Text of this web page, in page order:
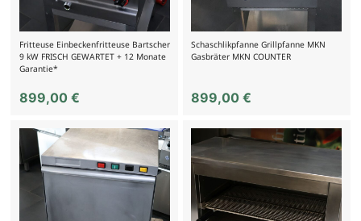
Fritteuse Einbeckenfritteuse Bartscher
9 kW FRISCH GEWARTET + 12 Monate
Garantie*
899,00 €
Schaschlikpfanne Grillpfanne MKN
Gasbräter MKN COUNTER
899,00€